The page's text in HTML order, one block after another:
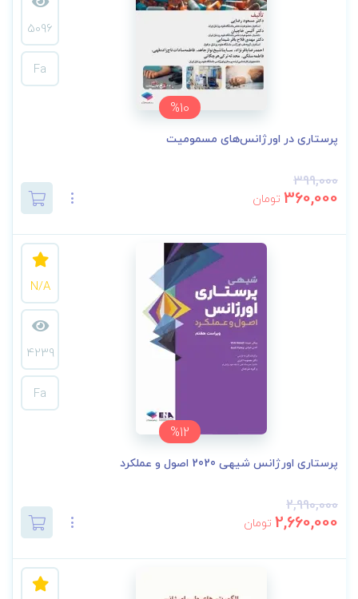
%10
5096
Fa
پرستاری در اورژانس‌های مسمومیت
399,000
360,000 تومان
%12
N/A
4239
Fa
پرستاری اورژانس شیهی 2020 اصول و عملکرد
2,990,000
2,660,000 تومان